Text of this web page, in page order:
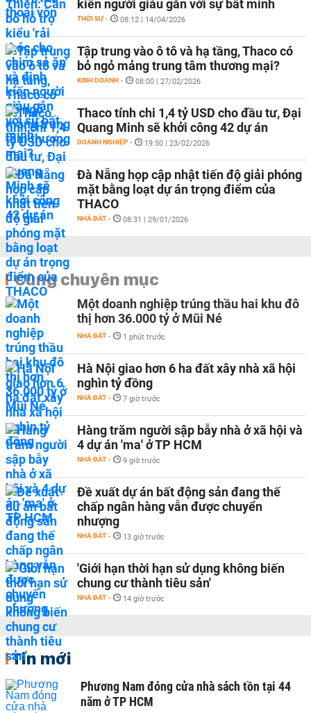
kiến người giàu gắn với sự bất minh
THỜI SỰ - 08:12 | 14/04/2026
Tập trung vào ô tô và hạ tầng, Thaco có
bỏ ngỏ mảng trung tâm thương mại?
KINH DOANH - 08:00 | 27/02/2026
Thaco tính chi 1,4 tỷ USD cho đầu tư, Đại
Quang Minh sẽ khởi công 42 dự án
DOANH NGHIỆP - 19:50 | 23/02/2026
Đà Nẵng họp cập nhật tiến độ giải phóng
mặt bằng loạt dự án trọng điểm của
THACO
NHÀ ĐẤT - 08:31 | 29/01/2026
Cùng chuyên mục
Một doanh nghiệp trúng thầu hai khu đô
thị hơn 36.000 tỷ ở Mũi Né
NHÀ ĐẤT - 1 phút trước
Hà Nội giao hơn 6 ha đất xây nhà xã hội
nghìn tỷ đồng
NHÀ ĐẤT - 7 giờ trước
Hàng trăm người sập bẫy nhà ở xã hội và
4 dự án 'ma' ở TP HCM
NHÀ ĐẤT - 9 giờ trước
Đề xuất dự án bất động sản đang thế
chấp ngân hàng vẫn được chuyển
nhượng
NHÀ ĐẤT - 13 giờ trước
'Giới hạn thời hạn sử dụng không biến
chung cư thành tiêu sản'
NHÀ ĐẤT - 14 giờ trước
Tin mới
Phương Nam đóng cửa nhà sách tồn tại 44
năm ở TP HCM